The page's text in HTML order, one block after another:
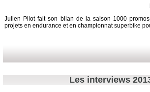
Julien Pilot fait son bilan de la saison 1000
projets en endurance et en championnat superbike
Les interviews